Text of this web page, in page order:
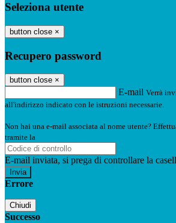
Seleziona utente
button close ×
Recupero password
button close ×
E-mail Verrà
all'indirizzo indicato con le istruzioni necessarie.
Non hai una e-mail associata al nome utente?
tramite la
E-mail inviata, si prega di controllare la
Errore
Chiudi
Successo